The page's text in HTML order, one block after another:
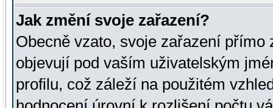
Jak změní svoje zařazení?
Obecně vzato, svoje zařazení přímo
objevují pod vaším uživatelským
profilu, což záleží na použitém